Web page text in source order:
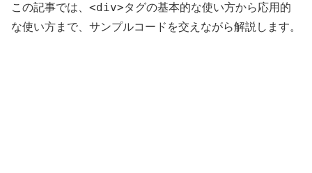
この記事では、 <div>タグの基本的な使い方から応用的
な使い方まで、サンプルコードを交えながら解説します。